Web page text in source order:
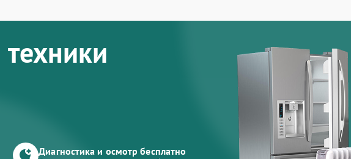
Диагностика и осмотр бесплатно